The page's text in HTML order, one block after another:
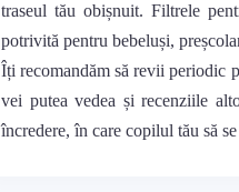
traseul tău obișnuit. Filtrele
potrivită pentru bebeluși,
Îți recomandăm să revii periodic
vei putea vedea și recenziile
încredere, în care copilul tău să